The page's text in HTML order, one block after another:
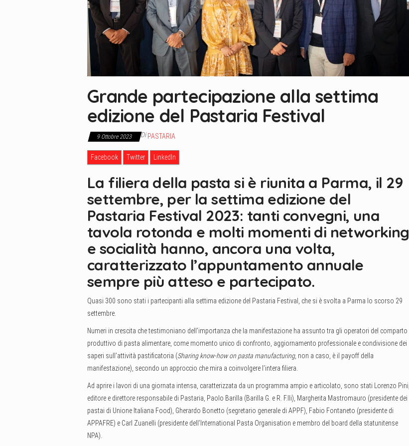
Grande partecipazione alla settima
edizione del Pastaria Festival
9 Ottobre 2023 Di PASTARIA
Facebook Twitter LinkedIn
La filiera della pasta si è riunita a Parma, il 29
settembre, per la settima edizione del
Pastaria Festival 2023: tanti convegni, una
tavola rotonda e molti momenti di networking
e socialità hanno, ancora una volta,
caratterizzato l’appuntamento annuale
sempre più atteso e partecipato.
Quasi 300 sono stati i partecipanti alla settima edizione del Pastaria Festival, che si è svolta a Parma lo scorso 29
settembre.
Numeri in crescita che testimoniano dell’importanza che la manifestazione ha assunto tra gli operatori del comparto
produttivo di pasta alimentare, come momento unico di confronto, aggiornamento professionale e condivisione dei
saperi sull’attività pastificatoria (Sharing know-how on pasta manufacturing, non a caso, è il payoff della
manifestazione), secondo un approccio che mira a coinvolgere l’intera filiera.
Ad aprire i lavori di una giornata intensa, caratterizzata da un programma ampio e articolato, sono stati Lorenzo Pini,
editore e direttore responsabile di Pastaria, Paolo Barilla (Barilla G. e R. F.lli), Margherita Mastromauro (presidente dei
pastai di Unione Italiana Food), Gherardo Bonetto (segretario generale di APPF), Fabio Fontaneto (presidente di
APPAFRE) e Carl Zuanelli (presidente dell’International Pasta Organisation e membro del board della statunitense
NPA).